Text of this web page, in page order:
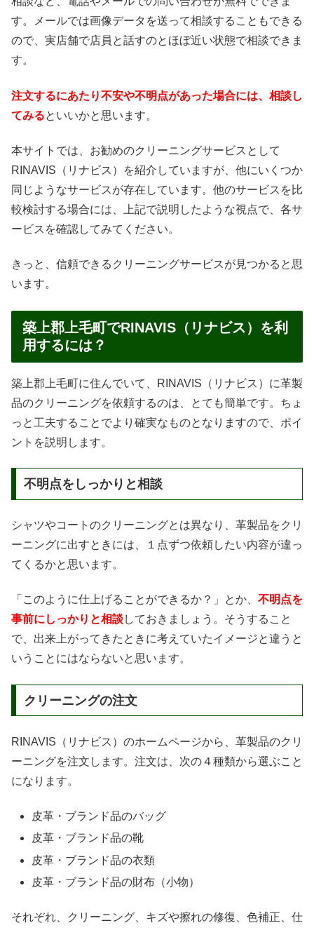
す。メールでは画像データを送って相談することもできる
ので、実店舗で店員と話すのとほぼ近い状態で相談できま
す。
注文するにあたり不安や不明点があった場合には、相談し
てみるといいかと思います。
本サイトでは、お勧めのクリーニングサービスとして
RINAVIS（リナビス）を紹介していますが、他にいくつか
同じようなサービスが存在しています。他のサービスを比
較検討する場合には、上記で説明したような視点で、各サ
ービスを確認してみてください。
きっと、信頼できるクリーニングサービスが見つかると思
います。
築上郡上毛町でRINAVIS（リナビス）を利
用するには？
築上郡上毛町に住んでいて、RINAVIS（リナビス）に革製
品のクリーニングを依頼するのは、とても簡単です。ちょ
っと工夫することでより確実なものとなりますので、ポイ
ントを説明します。
不明点をしっかりと相談
シャツやコートのクリーニングとは異なり、革製品をクリ
ーニングに出すときには、１点ずつ依頼したい内容が違っ
てくるかと思います。
「このように仕上げることができるか？」とか、 不明点を
事前にしっかりと相談しておきましょう。そうすること
で、出来上がってきたときに考えていたイメージと違うと
いうことにはならないと思います。
クリーニングの注文
RINAVIS（リナビス）のホームページから、革製品のクリ
ーニングを注文します。注文は、次の４種類から選ぶこと
になります。
皮革・ブランド品のバッグ
皮革・ブランド品の靴
皮革・ブランド品の衣類
皮革・ブランド品の財布（小物）
それぞれ、クリーニング、キズや擦れの修復、色補正、仕